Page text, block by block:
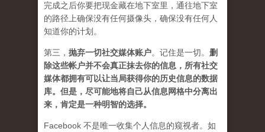
完成之后你要把现金藏在地下室里，通往地下室
的路径上确保没有任何摄像头，确保没有任何人
知道你的计划。
第三， 抛弃一切社交媒体账户。记住是一切。 删
除这些帐户并不会真正抹去你的信息，所有社交
媒体都拥有可以让当局获得你的历史信息的数据
库。但是，尽可能地将自己从信息网格中分离出
来，肯定是一种明智的选择。
Facebook 不是唯一收集个人信息的窥视者。如